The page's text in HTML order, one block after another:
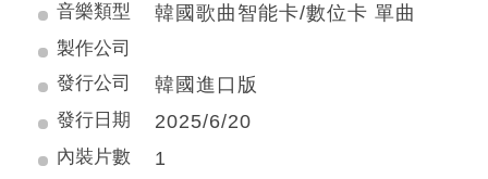
音樂類型 韓國歌曲智能卡/數位卡 單曲
製作公司
發行公司
韓國進口版
發行日期 2025/6/20
內裝片數 1